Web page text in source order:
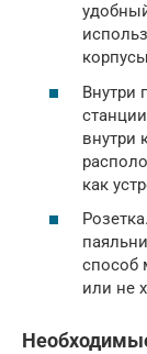
Внутри
внутри
как
способ
или не